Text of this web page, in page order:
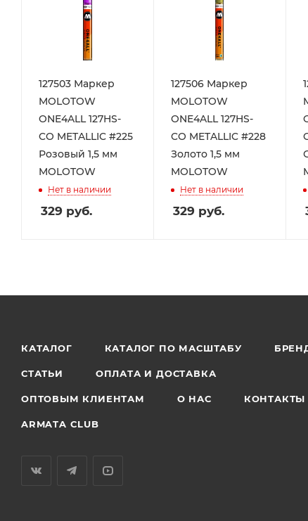
127503 Маркер
MOLOTOW
ONE4ALL 127HS-
CO METALLIC #225
Розовый 1,5 мм
MOLOTOW
Нет в наличии
329 руб.
127506 Маркер
MOLOTOW
ONE4ALL 127HS-
CO METALLIC #228
Золото 1,5 мм
MOLOTOW
Нет в наличии
329руб.
КАТАЛОГ КАТАЛОГ ПО МАСШТАБУ
СТАТЬИ ОПЛАТА И ДОСТАВКА
ОПТОВЫМ КЛИЕНТАМ О НАС КОНТАКТЫ
ARMATA CLUB